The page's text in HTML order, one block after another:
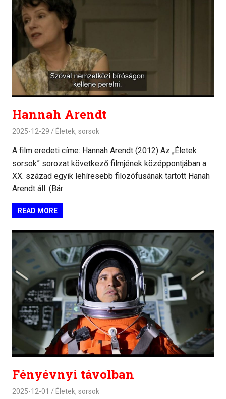
Hannah Arendt
2025-12-29 Életek, sorsok
A film eredeti címe: Hannah Arendt (2012) Az „Életek
sorsok” sorozat következő filmjének középpontjában a
XX. század egyik lehíresebb filozófusának tartott Hanah
Arendt áll. (Bár
READ MORE
Fényévnyi távolban
2025-12-01 Életek, sorsok